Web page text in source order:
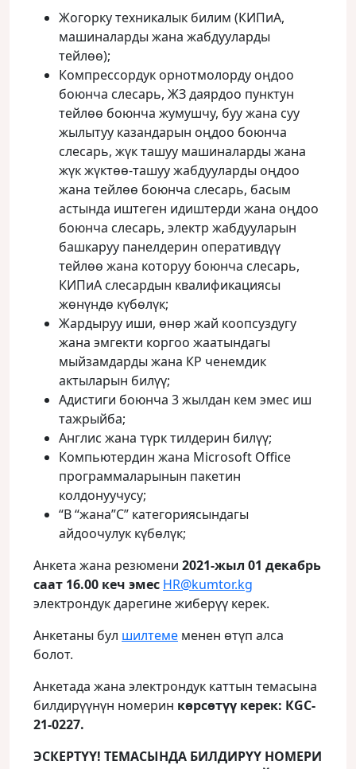
Жогорку техникалык билим (КИПиА,
машиналарды жана жабдууларды
тейлөө);
Компрессордук орнотмолорду оңдоо
боюнча слесарь, ЖЗ даярдоо пунктун
тейлөө боюнча жумушчу, буу жана суу
жылытуу казандарын оңдоо боюнча
слесарь, жүк ташуу машиналарды жана
жүк жүктөө-ташуу жабдууларды оңдоо
жана тейлөө боюнча слесарь, басым
астында иштеген идиштерди жана оңдоо
боюнча слесарь, электр жабдууларын
башкаруу панелдерин оперативдүү
тейлөө жана которуу боюнча слесарь,
КИПиА слесардын квалификациясы
жөнүндө күбөлүк;
Жардыруу иши, өнөр жай коопсуздугу
жана эмгекти коргоо жаатындагы
мыйзамдарды жана КР ченемдик
актыларын билүү;
Адистиги боюнча 3 жылдан кем эмес иш
тажрыйба;
Англис жана түрк тилдерин билүү;
Компьютердин жана Microsoft Office
программаларынын пакетин
колдонуучусу;
“В “жана”С” категориясындагы
айдоочулук күбөлүк;
Анкета жана резюмени 2021-жыл 01 декабрь
саат 16.00 кеч эмес HR@kumtor.kg
электрондук дарегине жиберүү керек.
Анкетаны бул шилтеме менен өтүп алса
болот.
Анкетада жана электрондук каттын темасына
билдирүүнүн номерин көрсөтүү керек: КGC-
21-0227.
ЭСКЕРТҮҮ! ТЕМАСЫНДА БИЛДИРҮҮ НОМЕРИ